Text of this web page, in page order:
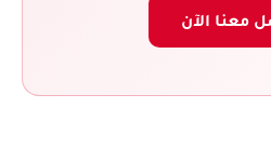
معنا الآن